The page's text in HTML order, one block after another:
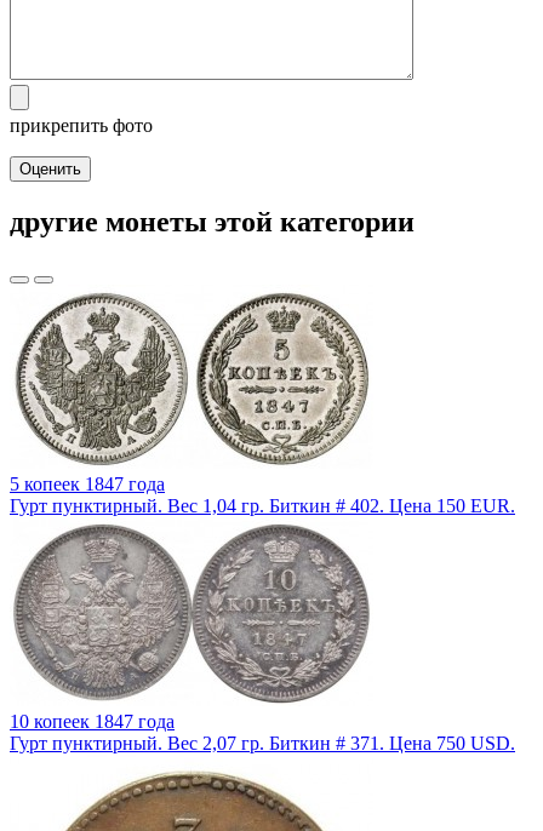
прикрепить фото
Оценить
другие монеты этой категории
5 копеек 1847 года
Гурт пунктирный. Вес 1,04 гр. Биткин # 402. Цена 150 EUR.
10 копеек 1847 года
Гурт пунктирный. Вес 2,07 гр. Биткин # 371. Цена 750 USD.